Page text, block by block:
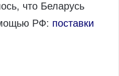
что Беларусь
РФ: поставки